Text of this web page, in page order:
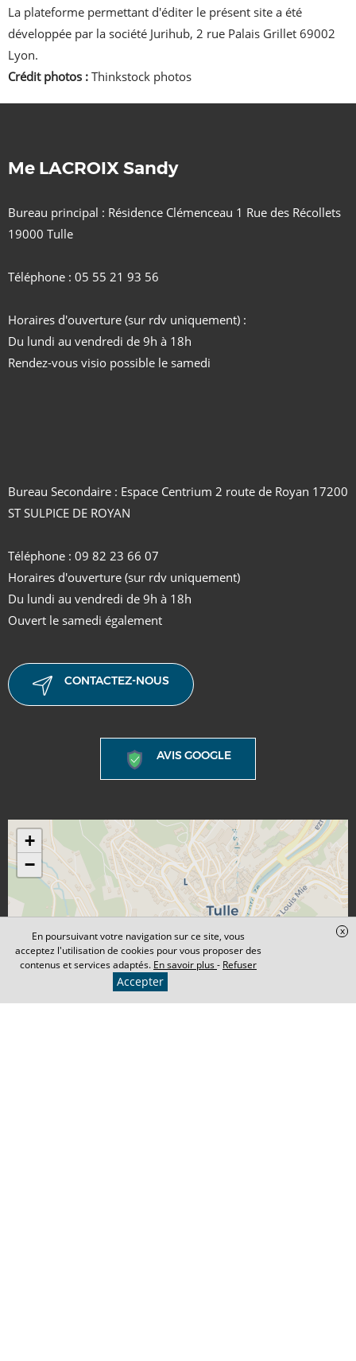
La plateforme permettant d'éditer le présent site a été
développée par la société Jurihub, 2 rue Palais Grillet 69002
Lyon.
Crédit photos : Thinkstock photos
Me LACROIX Sandy
Bureau principal : Résidence Clémenceau 1 Rue des Récollets
19000 Tulle
Téléphone : 05 55 21 93 56
Horaires d'ouverture (sur rdv uniquement) :
Du lundi au vendredi de 9h à 18h
Rendez-vous visio possible le samedi
Bureau Secondaire : Espace Centrium 2 route de Royan 17200
ST SULPICE DE ROYAN
Téléphone : 09 82 23 66 07
Horaires d'ouverture (sur rdv uniquement)
Du lundi au vendredi de 9h à 18h
Ouvert le samedi également
CONTACTEZ-NOUS
AVIS GOOGLE
+
−
En poursuivant votre navigation sur ce site, vous
acceptez l'utilisation de cookies pour vous proposer des
contenus et services adaptés. En savoir plus- Refuser
Accepter
x